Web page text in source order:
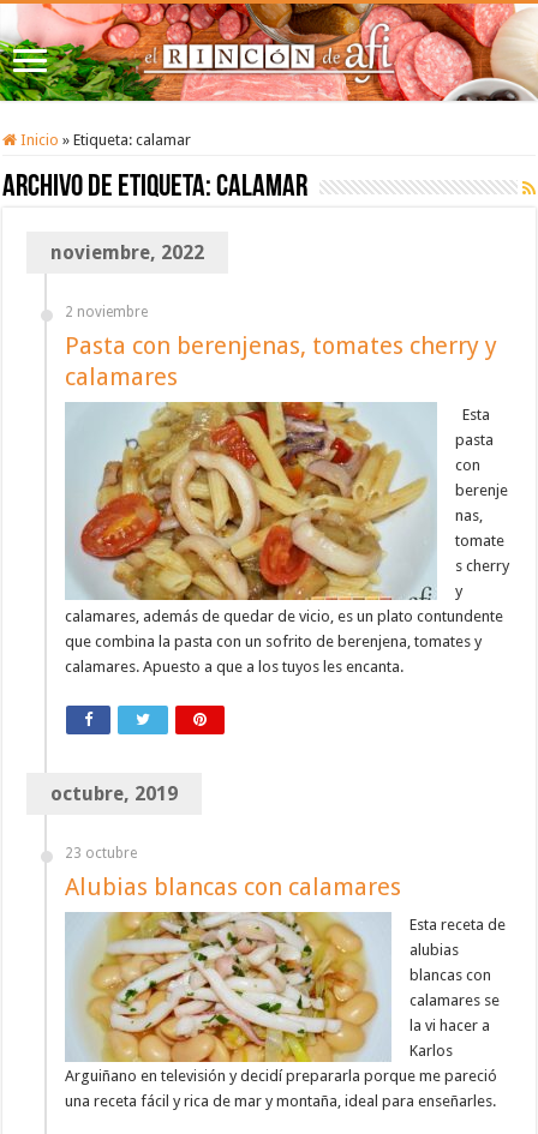
Inicio » Etiqueta:calamar
Archivo de etiqueta:calamar
noviembre, 2022
2 noviembre
Pasta con berenjenas, tomates cherry y
calamares
Esta
pasta
con
berenje
nas,
tomate
s cherry
y
calamares, además de quedar de vicio, es un plato contundente
que combina la pasta con un sofrito de berenjena, tomates y
calamares. Apuesto a que a los tuyos les encanta.
octubre, 2019
23 octubre
Alubias blancas con calamares
Esta receta de
alubias
blancas con
calamares se
la vi hacer a
Karlos
Arguiñano en televisión y decidí prepararla porque me pareció
una receta fácil y rica de mar y montaña, ideal para enseñarles.